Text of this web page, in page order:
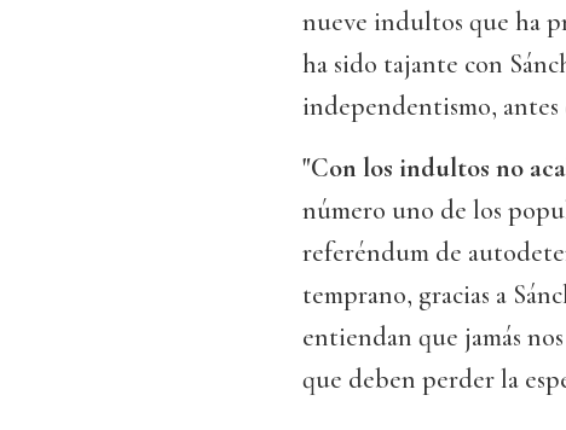
nueve indultos que ha
ha sido tajante con
independentismo,
"Con los indultos no
número uno de los
referéndum de
temprano, gracias a
entiendan que jamás
que deben perder la